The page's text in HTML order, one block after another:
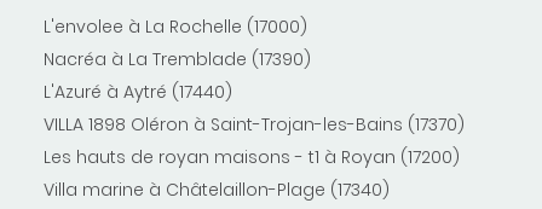
L'envolee à La Rochelle (17000)
Nacréa à La Tremblade (17390)
L'Azuré à Aytré (17440)
VILLA 1898 Oléron à Saint-Trojan-les-Bains (17370)
Les hauts de royan maisons - t1 à Royan (17200)
Villa marine à Châtelaillon-Plage (17340)